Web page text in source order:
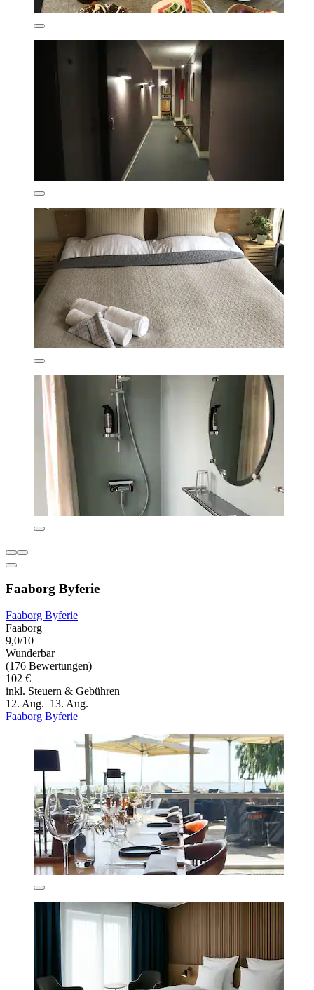
Faaborg Byferie
Faaborg Byferie
Faaborg
9,0/10
Wunderbar
(176 Bewertungen)
102 €
inkl. Steuern & Gebühren
12. Aug.–13. Aug.
Faaborg Byferie